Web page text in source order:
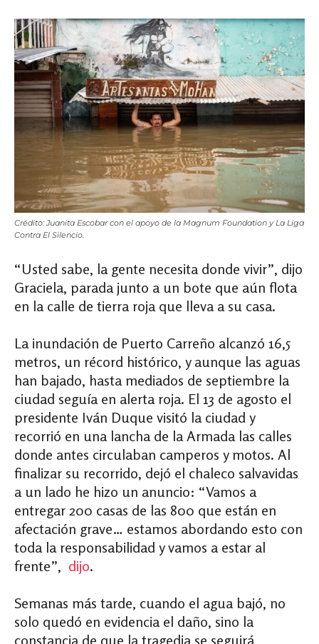
Crédito: Juanita Escobar con el apoyo de la Magnum Foundation y La Liga
Contra El Silencio.
“Usted sabe, la gente necesita donde vivir”, dijo
Graciela, parada junto a un bote que aún flota
en la calle de tierra roja que lleva a su casa.
La inundación de Puerto Carreño alcanzó 16,5
metros, un récord histórico, y aunque las aguas
han bajado, hasta mediados de septiembre la
ciudad seguía en alerta roja. El 13 de agosto el
presidente Iván Duque visitó la ciudad y
recorrió en una lancha de la Armada las calles
donde antes circulaban camperos y motos. Al
finalizar su recorrido, dejó el chaleco salvavidas
a un lado he hizo un anuncio: “Vamos a
entregar 200 casas de las 800 que están en
afectación grave… estamos abordando esto con
toda la responsabilidad y vamos a estar al
frente”, dijo.
Semanas más tarde, cuando el agua bajó, no
solo quedó en evidencia el daño, sino la
constancia de que la tragedia se seguirá